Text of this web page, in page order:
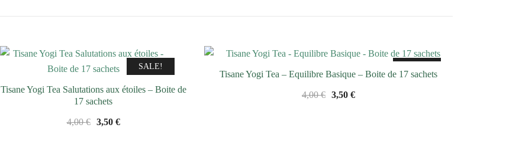
SALE!
Tisane Yogi Tea Salutations aux étoiles – Boite de
17 sachets
4,00€
Le
3,50 €Le
Tisane Yogi Tea – Equilibre Basique – Boite de 17 sachets
4,00€ Le
3,50 €Le